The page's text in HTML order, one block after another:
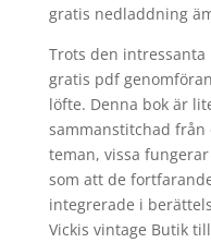
gratis nedladdning
Trots den
gratis pdf
löfte. Denna bok är
sammanstitchad från
teman, vissa
som att de
integrerade i
Vickis vintage Butik